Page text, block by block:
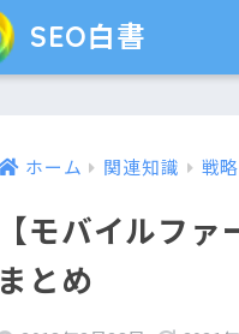
SEO白書
ホーム 関連知識 戦略
【モバイルフ
まとめ